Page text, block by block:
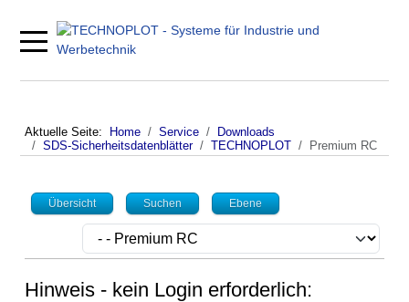
Mobile Menu Toggle
Aktuelle Seite: Home Service
Downloads
SDS-Sicherheitsdatenblätter
TECHNOPLOT Premium RC
Übersicht Suchen Ebene
Hinweis - kein Login erforderlich: